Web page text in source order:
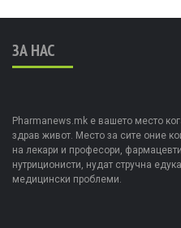
ЗА НАС
Pharmanews.mk е вашето место
здрав живот. Место за сите оние
на лекари и професори,
нутриционисти, нудат стручна
медицински проблеми.